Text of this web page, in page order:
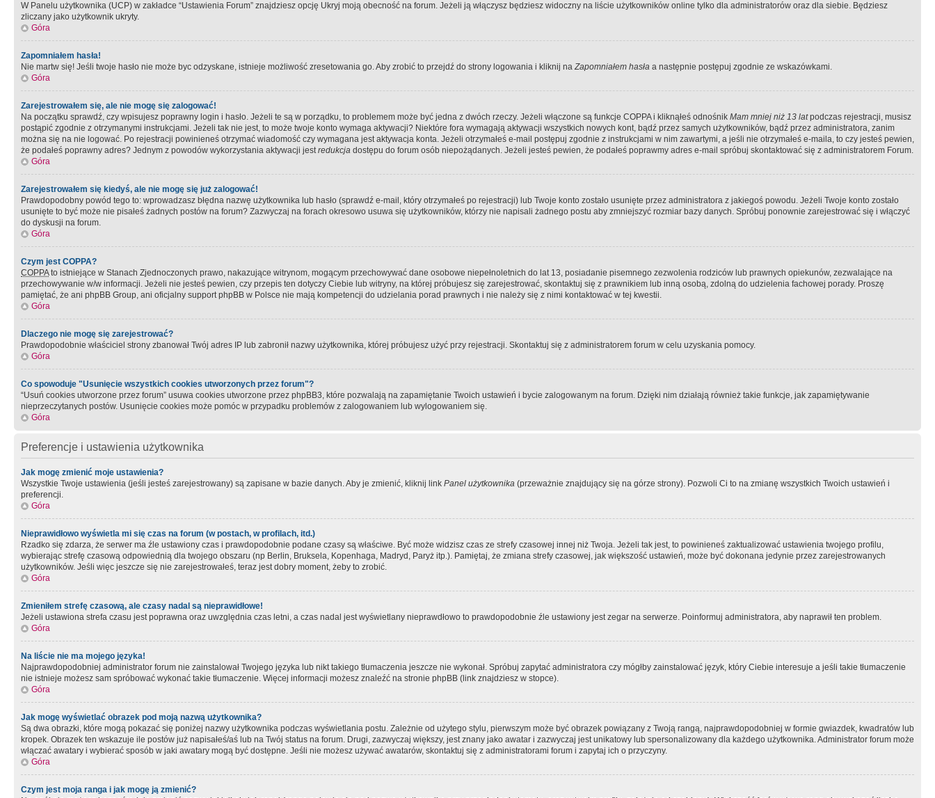
W Panelu użytkownika (UCP) w zakładce “Ustawienia Forum” znajdziesz opcję Ukryj moją obecność na forum. Jeżeli ją włączysz będziesz widoczny na liście użytkowników online tylko dla administratorów oraz dla siebie. Będziesz
zliczany jako użytkownik ukryty.
Góra
Zapomniałem hasła!
Nie martw się! Jeśli twoje hasło nie może byc odzyskane, istnieje możliwość zresetowania go. Aby zrobić to przejdź do strony logowania i kliknij naZapomniałem hasła a następnie postępuj zgodnie ze wskazówkami.
Góra
Zarejestrowałem się, ale nie mogę się zalogować!
Na początku sprawdź, czy wpisujesz poprawny login i hasło. Jeżeli te są w porządku, to problemem może być jedna z dwóch rzeczy. Jeżeli włączone są funkcje COPPA i kliknąłeś odnośnik Mam mniej niż 13 latpodczas rejestracji, musisz
postąpić zgodnie z otrzymanymi instrukcjami. Jeżeli tak nie jest, to może twoje konto wymaga aktywacji? Niektóre fora wymagają aktywacji wszystkich nowych kont, bądź przez samych użytkowników, bądź przez administratora, zanim
można się na nie logować. Po rejestracji powinieneś otrzymać wiadomość czy wymagana jest aktywacja konta. Jeżeli otrzymałeś e-mail postępuj zgodnie z instrukcjami w nim zawartymi, a jeśli nie otrzymałeś e-maila, to czy jesteś pewien,
że podałeś poprawny adres? Jednym z powodów wykorzystania aktywacji jestredukcja dostępu do forum osób niepożądanych. Jeżeli jesteś pewien, że podałeś poprawmy adres e-mail spróbuj skontaktować się z administratorem Forum.
Góra
Zarejestrowałem się kiedyś, ale nie mogę się już zalogować!
Prawdopodobny powód tego to: wprowadzasz błędna nazwę użytkownika lub hasło (sprawdź e-mail, który otrzymałeś po rejestracji) lub Twoje konto zostało usunięte przez administratora z jakiegoś powodu. Jeżeli Twoje konto zostało
usunięte to być może nie pisałeś żadnych postów na forum? Zazwyczaj na forach okresowo usuwa się użytkowników, którzy nie napisali żadnego postu aby zmniejszyć rozmiar bazy danych. Spróbuj ponownie zarejestrować się i włączyć
do dyskusji na forum.
Góra
Czym jest COPPA?
COPPAto istniejące w Stanach Zjednoczonych prawo, nakazujące witrynom, mogącym przechowywać dane osobowe niepełnoletnich do lat 13, posiadanie pisemnego zezwolenia rodziców lub prawnych opiekunów, zezwalające na
przechowywanie w/w informacji. Jeżeli nie jesteś pewien, czy przepis ten dotyczy Ciebie lub witryny, na której próbujesz się zarejestrować, skontaktuj się z prawnikiem lub inną osobą, zdolną do udzielenia fachowej porady. Proszę
pamiętać, że ani phpBB Group, ani oficjalny support phpBB w Polsce nie mają kompetencji do udzielania porad prawnych i nie należy się z nimi kontaktować w tej kwestii.
Góra
Dlaczego nie mogę się zarejestrować?
Prawdopodobnie właściciel strony zbanował Twój adres IP lub zabronił nazwy użytkownika, której próbujesz użyć przy rejestracji. Skontaktuj się z administratorem forum w celu uzyskania pomocy.
Góra
Co spowoduje "Usunięcie wszystkich cookies utworzonych przez forum"?
“Usuń cookies utworzone przez forum” usuwa cookies utworzone przez phpBB3, które pozwalają na zapamiętanie Twoich ustawień i bycie zalogowanym na forum. Dzięki nim działają również takie funkcje, jak zapamiętywanie
nieprzeczytanych postów. Usunięcie cookies może pomóc w przypadku problemów z zalogowaniem lub wylogowaniem się.
Góra
Preferencje i ustawienia użytkownika
Jak mogę zmienić moje ustawienia?
Wszystkie Twoje ustawienia (jeśli jesteś zarejestrowany) są zapisane w bazie danych. Aby je zmienić, kliknij link Panel użytkownika (przeważnie znajdujący się na górze strony). Pozwoli Ci to na zmianę wszystkich Twoich ustawień i
preferencji.
Góra
Nieprawidłowo wyświetla mi się czas na forum (w postach, w profilach, itd.)
Rzadko się zdarza, że serwer ma źle ustawiony czas i prawdopodobnie podane czasy są właściwe. Być może widzisz czas ze strefy czasowej innej niż Twoja. Jeżeli tak jest, to powinieneś zaktualizować ustawienia twojego profilu,
wybierając strefę czasową odpowiednią dla twojego obszaru (np Berlin, Bruksela, Kopenhaga, Madryd, Paryż itp.). Pamiętaj, że zmiana strefy czasowej, jak większość ustawień, może być dokonana jedynie przez zarejestrowanych
użytkowników. Jeśli więc jeszcze się nie zarejestrowałeś, teraz jest dobry moment, żeby to zrobić.
Góra
Zmieniłem strefę czasową, ale czasy nadal są nieprawidłowe!
Jeżeli ustawiona strefa czasu jest poprawna oraz uwzględnia czas letni, a czas nadal jest wyświetlany nieprawdłowo to prawdopodobnie źle ustawiony jest zegar na serwerze. Poinformuj administratora, aby naprawił ten problem.
Góra
Na liście nie ma mojego języka!
Najprawdopodobniej administrator forum nie zainstalował Twojego języka lub nikt takiego tłumaczenia jeszcze nie wykonał. Spróbuj zapytać administratora czy mógłby zainstalować język, który Ciebie interesuje a jeśli takie tłumaczenie
nie istnieje możesz sam spróbować wykonać takie tłumaczenie. Więcej informacji możesz znaleźć na stronie phpBB (link znajdziesz w stopce).
Góra
Jak mogę wyświetlać obrazek pod moją nazwą użytkownika?
Są dwa obrazki, które mogą pokazać się poniżej nazwy użytkownika podczas wyświetlania postu. Zależnie od użytego stylu, pierwszym może być obrazek powiązany z Twoją rangą, najprawdopodobniej w formie gwiazdek, kwadratów lub
kropek. Obrazek ten wskazuje ile postów już napisałeś/aś lub na Twój status na forum. Drugi, zazwyczaj większy, jest znany jako awatar i zazwyczaj jest unikatowy lub spersonalizowany dla każdego użytkownika. Administrator forum może
włączać awatary i wybierać sposób w jaki awatary mogą być dostępne. Jeśli nie możesz używać awatarów, skontaktuj się z administratorami forum i zapytaj ich o przyczyny.
Góra
Czym jest moja ranga i jak mogę ją zmienić?